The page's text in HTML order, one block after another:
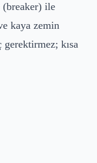
(breaker) ile
kaya zemin
kısa